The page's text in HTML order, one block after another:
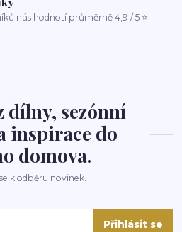
nás hodnotí průměrně 4,9 / 5 ⭐
dílny, sezónní
inspirace do
domova.
k odběru novinek.
Přihlásit se